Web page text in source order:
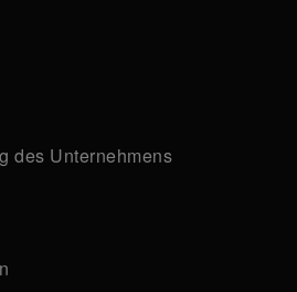
des Unternehmens